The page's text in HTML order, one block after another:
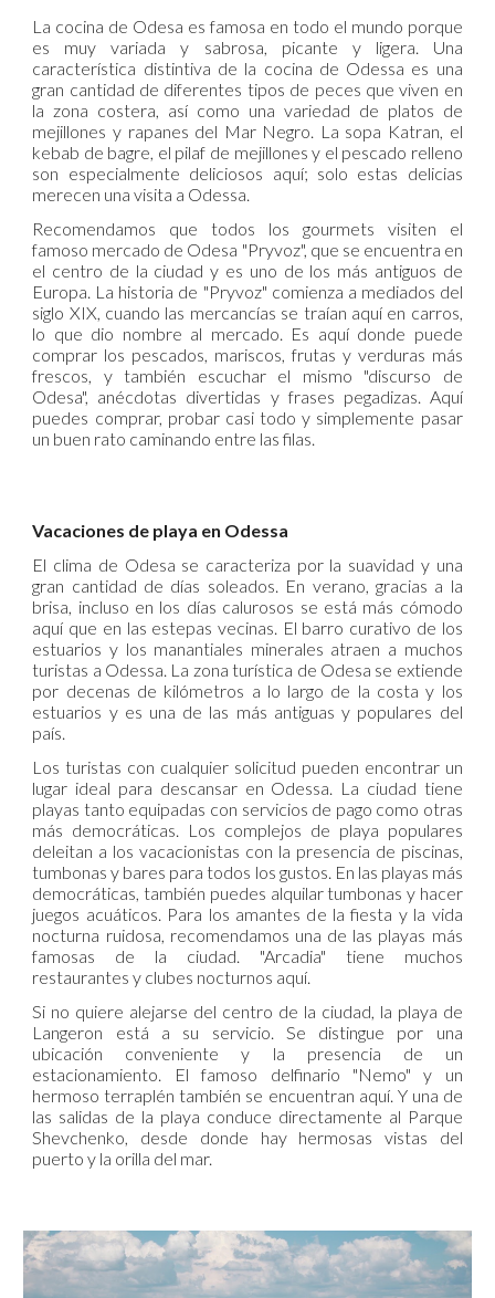
La cocina de Odesa es famosa en todo el mundo porque
es muy variada y sabrosa, picante y ligera. Una
característica distintiva de la cocina de Odessa es una
gran cantidad de diferentes tipos de peces que viven en
la zona costera, así como una variedad de platos de
mejillones y rapanes del Mar Negro. La sopa Katran, el
kebab de bagre, el pilaf de mejillones y el pescado relleno
son especialmente deliciosos aquí; solo estas delicias
merecen una visita a Odessa.
Recomendamos que todos los gourmets visiten el
famoso mercado de Odesa "Pryvoz", que se encuentra en
el centro de la ciudad y es uno de los más antiguos de
Europa. La historia de "Pryvoz" comienza a mediados del
siglo XIX, cuando las mercancías se traían aquí en carros,
lo que dio nombre al mercado. Es aquí donde puede
comprar los pescados, mariscos, frutas y verduras más
frescos, y también escuchar el mismo "discurso de
Odesa", anécdotas divertidas y frases pegadizas. Aquí
puedes comprar, probar casi todo y simplemente pasar
un buen rato caminando entre las filas.
Vacaciones de playa en Odessa
El clima de Odesa se caracteriza por la suavidad y una
gran cantidad de días soleados. En verano, gracias a la
brisa, incluso en los días calurosos se está más cómodo
aquí que en las estepas vecinas. El barro curativo de los
estuarios y los manantiales minerales atraen a muchos
turistas a Odessa. La zona turística de Odesa se extiende
por decenas de kilómetros a lo largo de la costa y los
estuarios y es una de las más antiguas y populares del
país.
Los turistas con cualquier solicitud pueden encontrar un
lugar ideal para descansar en Odessa. La ciudad tiene
playas tanto equipadas con servicios de pago como otras
más democráticas. Los complejos de playa populares
deleitan a los vacacionistas con la presencia de piscinas,
tumbonas y bares para todos los gustos. En las playas más
democráticas, también puedes alquilar tumbonas y hacer
juegos acuáticos. Para los amantes de la fiesta y la vida
nocturna ruidosa, recomendamos una de las playas más
famosas de la ciudad. "Arcadia" tiene muchos
restaurantes y clubes nocturnos aquí.
Si no quiere alejarse del centro de la ciudad, la playa de
Langeron está a su servicio. Se distingue por una
ubicación conveniente y la presencia de un
estacionamiento. El famoso delfinario "Nemo" y un
hermoso terraplén también se encuentran aquí. Y una de
las salidas de la playa conduce directamente al Parque
Shevchenko, desde donde hay hermosas vistas del
puerto y la orilla del mar.